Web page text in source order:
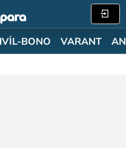
BONO VARANT